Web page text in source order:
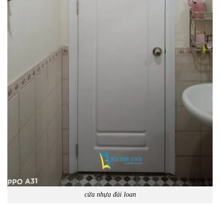
cửa nhựa đài loan